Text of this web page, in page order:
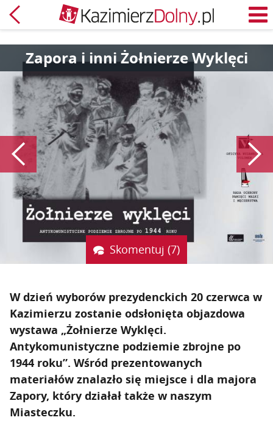
Powrót
Zapora i inni Żołnierze Wyklęci
Poprzedni
Skomentuj (7)
W dzień wyborów prezydenckich 20 czerwca w
Kazimierzu zostanie odsłonięta objazdowa
wystawa „Żołnierze Wyklęci.
Antykomunistyczne podziemie zbrojne po
1944 roku”. Wśród prezentowanych
materiałów znalazło się miejsce i dla majora
Zapory, który działał także w naszym
Miasteczku.